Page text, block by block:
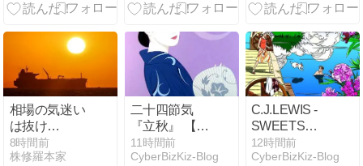
ん」
相場の気迷い
は抜け
ず！？：8月7
日（金）寄り
8時間前
株修羅本家
二十四節気
『立秋』 【季
節の言葉１９
８７】
11時間前
CyberBizKiz-Blog
C.J.LEWIS -
SWEETS
FOR MY
SWEET
12時間前
CyberBizKiz-Blog